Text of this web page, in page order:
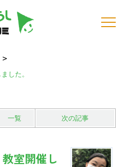
した。
一覧 次の記事
室開催し